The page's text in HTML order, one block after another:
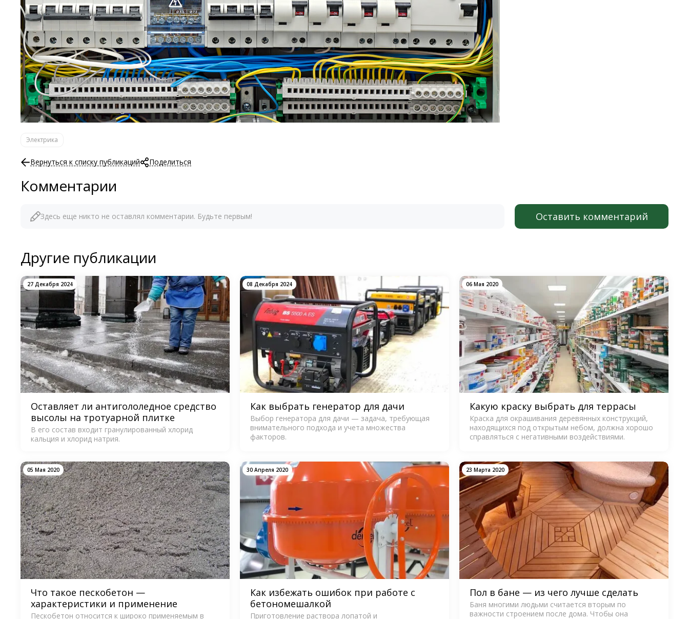
Электрика
Вернуться к списку публикаций Поделиться
Комментарии
Здесь еще никто не оставлял комментарии. Будьте первым! Оставить комментарий
Другие публикации
27 Декабря 2024
Оставляет ли антигололедное средство
высолы на тротуарной плитке
В его состав входит гранулированный хлорид
кальция и хлорид натрия.
08 Декабря 2024
Как выбрать генератор для дачи
Выбор генератора для дачи — задача, требующая
внимательного подхода и учета множества
факторов.
06 Мая 2020
Какую краску выбрать для террасы
Краска для окрашивания деревянных конструкций,
находящихся под открытым небом, должна хорошо
справляться с негативными воздействиями.
05 Мая 2020
Что такое пескобетон —
характеристики и применение
Пескобетон относится к широко применяемым в
30 Апреля 2020
Как избежать ошибок при работе с
бетономешалкой
Приготовление раствора лопатой и
23 Марта 2020
Пол в бане — из чего лучше сделать
Баня многими людьми считается вторым по
важности строением после дома. Чтобы она